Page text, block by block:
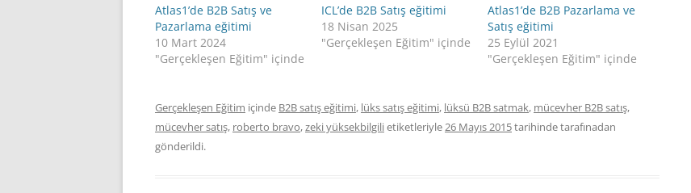
Atlas1’de B2B Satış ve
Pazarlama eğitimi
10 Mart 2024
"Gerçekleşen Eğitim" içinde
ICL’de B2B Satış eğitimi
18 Nisan 2025
"Gerçekleşen Eğitim" içinde
Atlas1’de B2B Pazarlama ve
Satış eğitimi
25 Eylül 2021
"Gerçekleşen Eğitim" içinde
Gerçekleşen Eğitim içinde B2B satış eğitimi, lüks satış eğitimi, lüksü B2B satmak, mücevher B2B satış,
mücevher satış, roberto bravo,zeki yüksekbilgilietiketleriyle26 Mayıs 2015tarihindetarafınadan
gönderildi.